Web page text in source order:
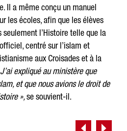
Il a même conçu un manuel
les écoles, afin que les élèves
seulement l’Histoire telle que la
centré sur l’islam et
aux Croisades et à la
expliqué au ministère que
et que nous avions le droit de
»,se souvient-il.